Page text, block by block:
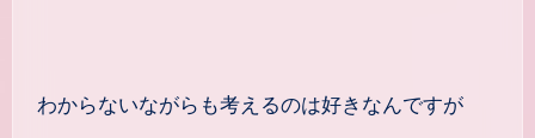
わからないながらも考えるのは好きなんですが